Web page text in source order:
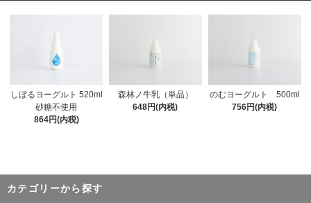
しぼるヨーグルト 520ml
砂糖不使用
864円(内税)
森林ノ牛乳（単品）
648円(内税)
のむヨーグルト 500ml
756円(内税)
カテゴリーから探す